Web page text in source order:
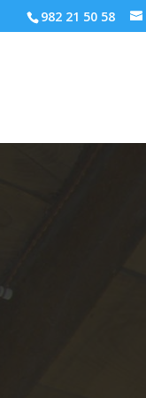
982 21 50 58